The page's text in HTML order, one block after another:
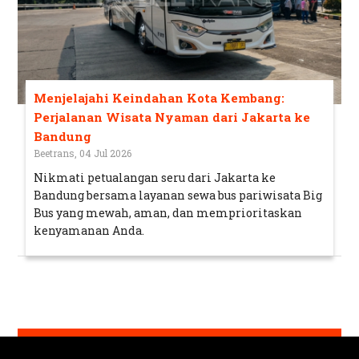
Menjelajahi Keindahan Kota Kembang:
Perjalanan Wisata Nyaman dari Jakarta ke
Bandung
Beetrans, 04 Jul 2026
Nikmati petualangan seru dari Jakarta ke
Bandung bersama layanan sewa bus pariwisata Big
Bus yang mewah, aman, dan memprioritaskan
kenyamanan Anda.